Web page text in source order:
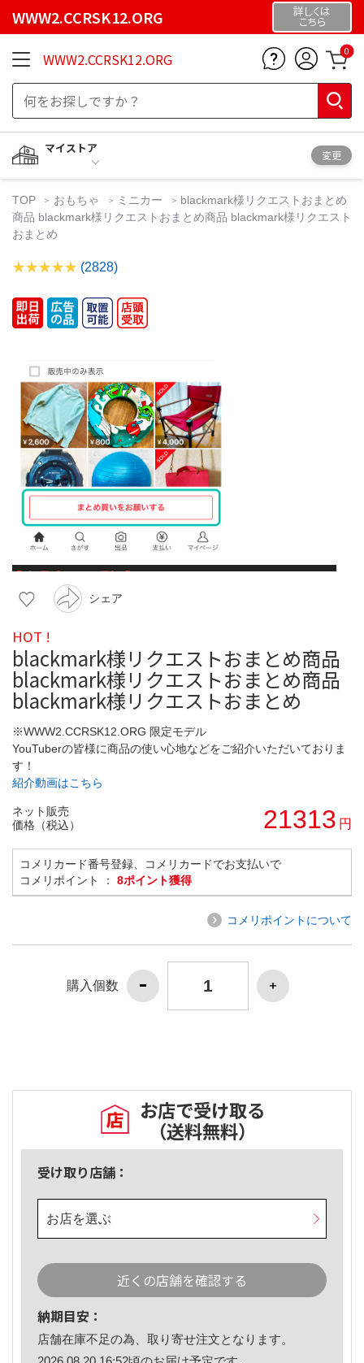
WWW2.CCRSK12.ORG 詳しくは
こちら
WWW2.CCRSK12.ORG 0
マイストア
変更
TOP おもちゃ ミニカー
blackmark様リクエストおまとめ
商品 blackmark様リクエストおまとめ商品 blackmark様リクエスト
おまとめ
(2828)
シェア
HOT !
blackmark様リクエストおまとめ商品
blackmark様リクエストおまとめ商品
blackmark様リクエストおまとめ
※WWW2.CCRSK12.ORG 限定モデル
YouTuberの皆様に商品の使い心地などをご紹介いただいておりま
す！
紹介動画はこちら
ネット販売
価格（税込）
21313 円
コメリカード番号登録、コメリカードでお支払いで
コメリポイント ： 8ポイント獲得
コメリポイントについて
購入個数
お店で受け取る
（送料無料）
受け取り店舗：
お店を選ぶ
近くの店舗を確認する
納期目安：
店舗在庫不足の為、取り寄せ注文となります。